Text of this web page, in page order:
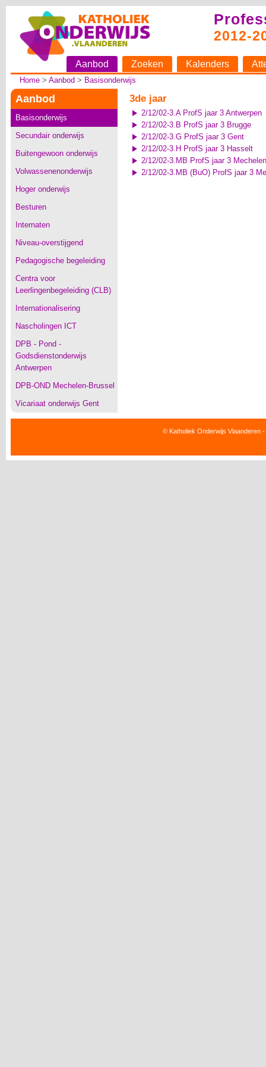
2012-
Aanbod Zoeken Kalenders
Home> Aanbod > Basisonderwijs
Aanbod
Basisonderwijs
Secundair onderwijs
Buitengewoon onderwijs
Volwassenenonderwijs
Hoger onderwijs
Besturen
Internaten
Niveau-overstijgend
Pedagogische begeleiding
Centra voor
Leerlingenbegeleiding (CLB)
Internationalisering
Nascholingen ICT
DPB - Pond -
Godsdienstonderwijs
Antwerpen
DPB-OND Mechelen-Brussel
Vicariaat onderwijs Gent
3de jaar
2/12/02-3.A ProfS jaar 3 Antwerpen
2/12/02-3.B ProfS jaar 3 Brugge
2/12/02-3.G ProfS jaar 3 Gent
2/12/02-3.H ProfS jaar 3 Hasselt
2/12/02-3.MB ProfS jaar 3
2/12/02-3.MB (BuO) ProfS jaar 3
© Katholiek Onderwijs Vlaanderen